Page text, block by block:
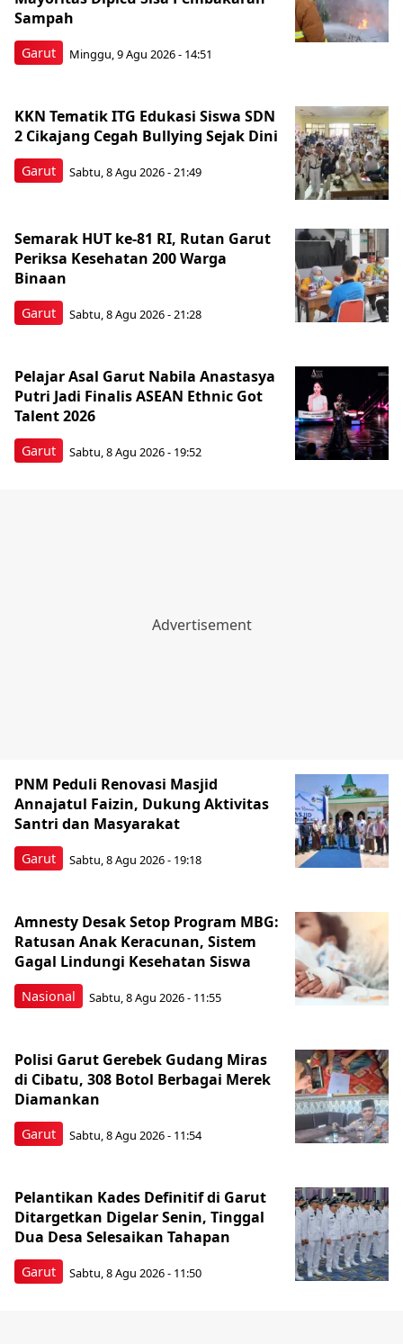
Garut
Sampah
Minggu, 9 Agu 2026 - 14:51
Garut
KKN Tematik ITG Edukasi Siswa SDN
2 Cikajang Cegah Bullying Sejak Dini
Sabtu, 8 Agu 2026 - 21:49
Garut
Semarak HUT ke-81 RI, Rutan Garut
Periksa Kesehatan 200 Warga
Binaan
Sabtu, 8 Agu 2026 - 21:28
Garut
Pelajar Asal Garut Nabila Anastasya
Putri Jadi Finalis ASEAN Ethnic Got
Talent 2026
Sabtu, 8 Agu 2026 - 19:52
Garut
PNM Peduli Renovasi Masjid
Annajatul Faizin, Dukung Aktivitas
Santri dan Masyarakat
Sabtu, 8 Agu 2026 - 19:18
Nasional
Amnesty Desak Setop Program MBG:
Ratusan Anak Keracunan, Sistem
Gagal Lindungi Kesehatan Siswa
Sabtu, 8 Agu 2026 - 11:55
Garut
Polisi Garut Gerebek Gudang Miras
di Cibatu, 308 Botol Berbagai Merek
Diamankan
Sabtu, 8 Agu 2026 - 11:54
Garut
Pelantikan Kades Definitif di Garut
Ditargetkan Digelar Senin, Tinggal
Dua Desa Selesaikan Tahapan
Sabtu, 8 Agu 2026 - 11:50